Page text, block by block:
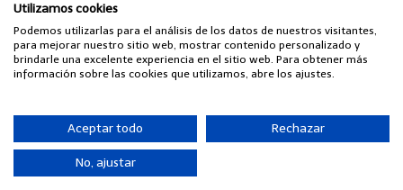
contacto@comunidadescuelasdigitales.com
© 2026 Power By COMUNIDADES DE ESCUELAS DIGITALES
Utilizamos cookies
Podemos utilizarlas para el análisis de los datos de nuestros visitantes,
para mejorar nuestro sitio web, mostrar contenido personalizado y
brindarle una excelente experiencia en el sitio web. Para obtener más
información sobre las cookies que utilizamos, abre los ajustes.
Aceptar todo Rechazar
No, ajustar